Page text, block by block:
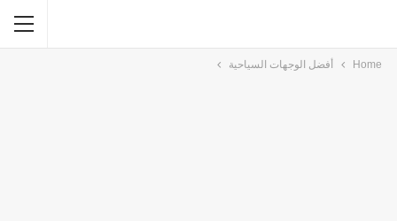
Home أفضل الوجهات السياحية